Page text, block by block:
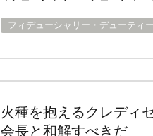
フィデューシャリー・デューティー
火種を抱えるクレディ
会長と和解すべきだ